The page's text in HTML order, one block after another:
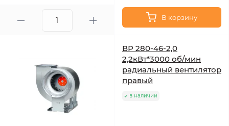
В корзину
ВР 280-46-2,0
2,2кВт*3000 об/мин
радиальный вентилятор
правый
в наличии